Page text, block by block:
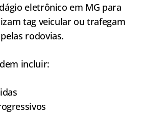
eletrônico em MG para
tag veicular ou trafegam
rodovias.
incluir: